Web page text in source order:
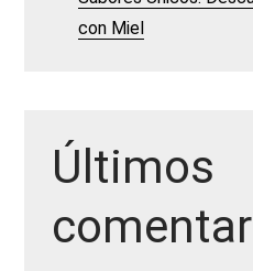
con Miel
Últimos